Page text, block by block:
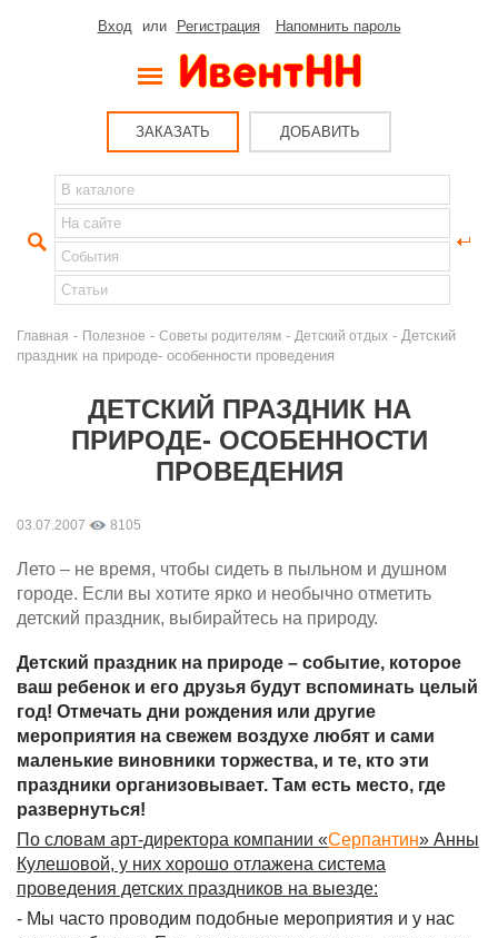
Вход или Регистрация Напомнить пароль
ЗАКАЗАТЬ ДОБАВИТЬ
Главная - Полезное - Советы родителям - Детский отдых - Детский
праздник на природе- особенности проведения
ДЕТСКИЙ ПРАЗДНИК НА
ПРИРОДЕ- ОСОБЕННОСТИ
ПРОВЕДЕНИЯ
03.07.2007 8105
Лето – не время, чтобы сидеть в пыльном и душном
городе. Если вы хотите ярко и необычно отметить
детский праздник, выбирайтесь на природу.
Детский праздник на природе – событие, которое
ваш ребенок и его друзья будут вспоминать целый
год! Отмечать дни рождения или другие
мероприятия на свежем воздухе любят и сами
маленькие виновники торжества, и те, кто эти
праздники организовывает. Там есть место, где
развернуться!
По словам арт-директора компании «Серпантин» Анны
Кулешовой, у них хорошо отлажена система
проведения детских праздников на выезде:
- Мы часто проводим подобные мероприятия и у нас